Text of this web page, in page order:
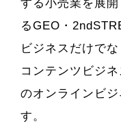
する小売業を展
るGEO・
ビジネスだけで
コンテンツビジ
のオンラインビ
す。